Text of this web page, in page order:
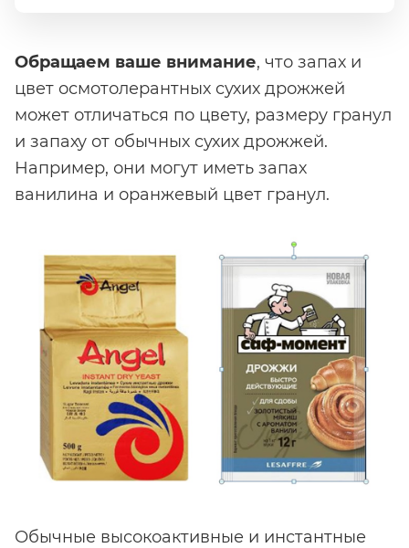
Обращаем ваше внимание, что запах и
цвет осмотолерантных сухих дрожжей
может отличаться по цвету, размеру гранул
и запаху от обычных сухих дрожжей.
Например, они могут иметь запах
ванилина и оранжевый цвет гранул.
Обычные высокоактивные и инстантные